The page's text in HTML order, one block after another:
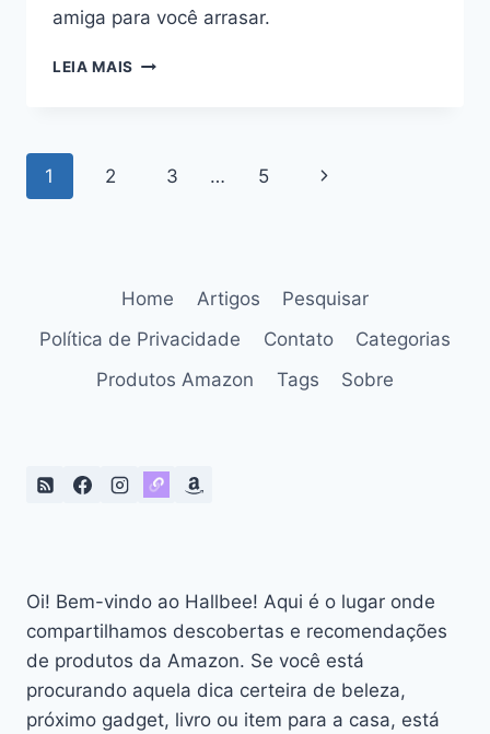
amiga para você arrasar.
LEIA MAIS VIZZELA
PARA
CHEIO
GLAMOUR!
Navegação
1 2 3 … 5
Página
Home Artigos
Pesquisar
Política de Privacidade
Contato
Categorias
Produtos Amazon
Tags Sobre
Oi! Bem-vindo ao Hallbee! Aqui é o lugar onde
compartilhamos descobertas e recomendações
de produtos da Amazon. Se você está
procurando aquela dica certeira de beleza,
próximo gadget, livro ou item para a casa, está